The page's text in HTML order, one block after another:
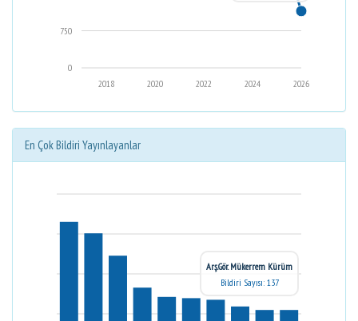
0
750
2026
2024
2022
2020
2018
En Çok Bildiri Yayınlayanlar
Arş.Gör. Mükerrem Kürüm
Bildiri Sayısı: 137